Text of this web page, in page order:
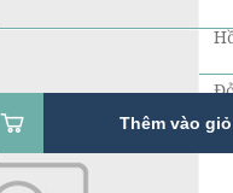
Thêm vào